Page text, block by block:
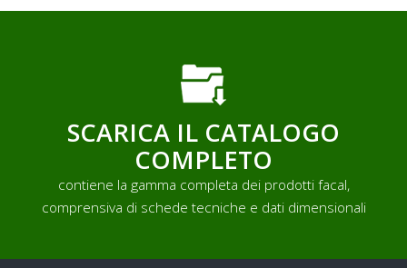
SCARICA IL CATALOGO
COMPLETO
contiene la gamma completa dei prodotti facal,
comprensiva di schede tecniche e dati dimensionali